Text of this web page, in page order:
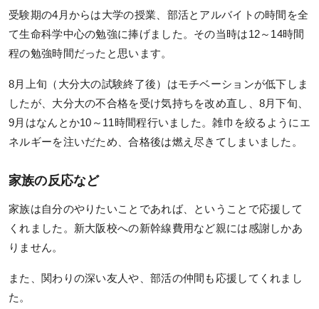
受験期の4月からは大学の授業、部活とアルバイトの時間を全
て生命科学中心の勉強に捧げました。その当時は12～14時間
程の勉強時間だったと思います。
8月上旬（大分大の試験終了後）はモチベーションが低下しま
したが、大分大の不合格を受け気持ちを改め直し、8月下旬、
9月はなんとか10～11時間程行いました。雑巾を絞るようにエ
ネルギーを注いだため、合格後は燃え尽きてしまいました。
家族の反応など
家族は自分のやりたいことであれば、ということで応援して
くれました。新大阪校への新幹線費用など親には感謝しかあ
りません。
また、関わりの深い友人や、部活の仲間も応援してくれまし
た。